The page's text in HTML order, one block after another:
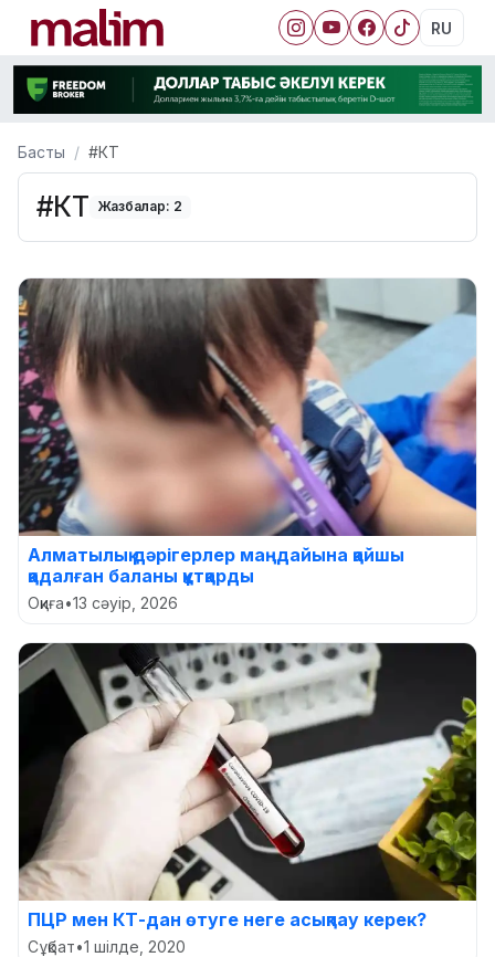
RU
Басты #КТ
#КТ Жазбалар: 2
Алматылық дәрігерлер маңдайына қайшы
қадалған баланы құтқарды
Оқиға•13 сәуір, 2026
ПЦР мен КТ-дан өтуге неге асықпау керек?
Сұқбат•1 шілде, 2020